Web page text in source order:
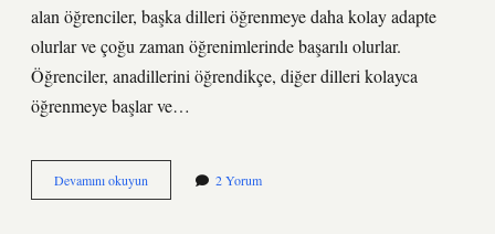
alan öğrenciler, başka dilleri öğrenmeye daha kolay adapte
olurlar ve çoğu zaman öğrenimlerinde başarılı olurlar.
Öğrenciler, anadillerini öğrendikçe, diğer dilleri kolayca
öğrenmeye başlar ve…
Devamını okuyun
dil
2 Yorum